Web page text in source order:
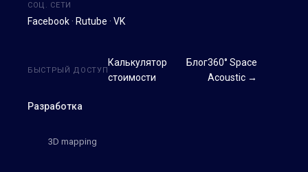
СОЦ. СЕТИ
Facebook · Rutube · VK
Разработка
3D mapping
БЫСТРЫЙ ДОСТУП
Калькулятор
стоимости
Блог360° Space
Acoustic →